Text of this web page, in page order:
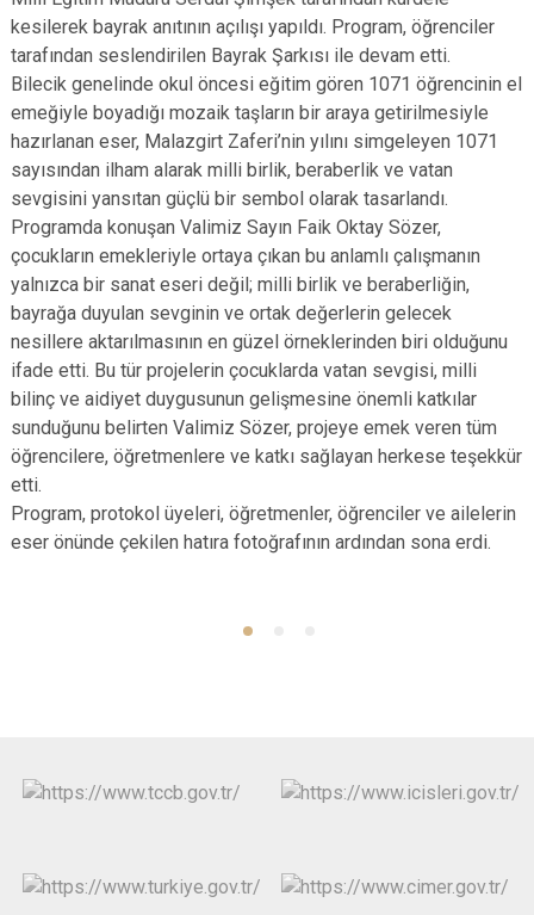
kesilerek bayrak anıtının açılışı yapıldı. Program, öğrenciler
tarafından seslendirilen Bayrak Şarkısı ile devam etti.
Bilecik genelinde okul öncesi eğitim gören 1071 öğrencinin el
emeğiyle boyadığı mozaik taşların bir araya getirilmesiyle
hazırlanan eser, Malazgirt Zaferi’nin yılını simgeleyen 1071
sayısından ilham alarak milli birlik, beraberlik ve vatan
sevgisini yansıtan güçlü bir sembol olarak tasarlandı.
Programda konuşan Valimiz Sayın Faik Oktay Sözer,
çocukların emekleriyle ortaya çıkan bu anlamlı çalışmanın
yalnızca bir sanat eseri değil; milli birlik ve beraberliğin,
bayrağa duyulan sevginin ve ortak değerlerin gelecek
nesillere aktarılmasının en güzel örneklerinden biri olduğunu
ifade etti. Bu tür projelerin çocuklarda vatan sevgisi, milli
bilinç ve aidiyet duygusunun gelişmesine önemli katkılar
sunduğunu belirten Valimiz Sözer, projeye emek veren tüm
öğrencilere, öğretmenlere ve katkı sağlayan herkese teşekkür
etti.
Program, protokol üyeleri, öğretmenler, öğrenciler ve ailelerin
eser önünde çekilen hatıra fotoğrafının ardından sona erdi.